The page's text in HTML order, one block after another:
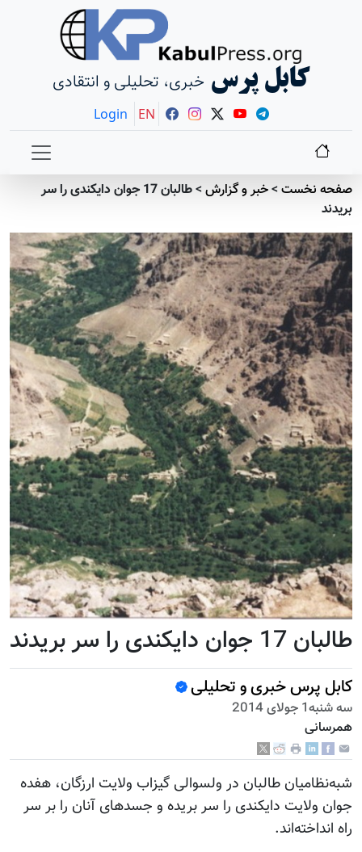
کابل پرس خبری، تحلیلی و انتقادی
Login EN
صفحه نخست>خبر و گزارش>
طالبان 17 جوان دایکندی را سر
بریدند
طالبان 17 جوان دایکندی را سر بریدند
کابل پرس خبری و تحلیلی
سه شنبه1 جولای 2014
همرسانی
شبه‌نظامیان طالبان در ولسوالی گیزاب ولایت ارزگان، هفده
جوان ولایت دایکندی را سر بریده و جسدهای آنان را بر سر
راه‌ انداخته‌اند.